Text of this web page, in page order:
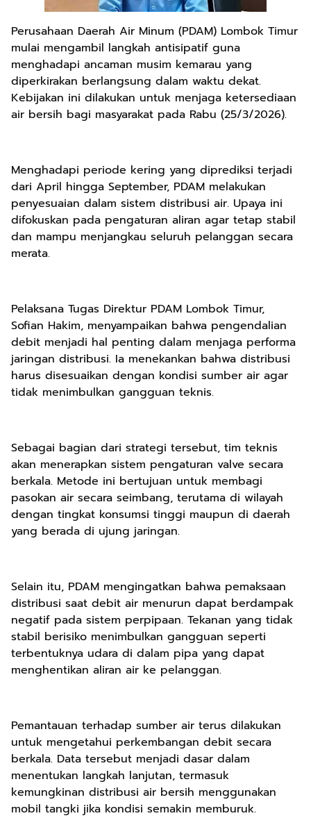
Perusahaan Daerah Air Minum (PDAM) Lombok Timur
mulai mengambil langkah antisipatif guna
menghadapi ancaman musim kemarau yang
diperkirakan berlangsung dalam waktu dekat.
Kebijakan ini dilakukan untuk menjaga ketersediaan
air bersih bagi masyarakat pada Rabu (25/3/2026).
Menghadapi periode kering yang diprediksi terjadi
dari April hingga September, PDAM melakukan
penyesuaian dalam sistem distribusi air. Upaya ini
difokuskan pada pengaturan aliran agar tetap stabil
dan mampu menjangkau seluruh pelanggan secara
merata.
Pelaksana Tugas Direktur PDAM Lombok Timur,
Sofian Hakim, menyampaikan bahwa pengendalian
debit menjadi hal penting dalam menjaga performa
jaringan distribusi. Ia menekankan bahwa distribusi
harus disesuaikan dengan kondisi sumber air agar
tidak menimbulkan gangguan teknis.
Sebagai bagian dari strategi tersebut, tim teknis
akan menerapkan sistem pengaturan valve secara
berkala. Metode ini bertujuan untuk membagi
pasokan air secara seimbang, terutama di wilayah
dengan tingkat konsumsi tinggi maupun di daerah
yang berada di ujung jaringan.
Selain itu, PDAM mengingatkan bahwa pemaksaan
distribusi saat debit air menurun dapat berdampak
negatif pada sistem perpipaan. Tekanan yang tidak
stabil berisiko menimbulkan gangguan seperti
terbentuknya udara di dalam pipa yang dapat
menghentikan aliran air ke pelanggan.
Pemantauan terhadap sumber air terus dilakukan
untuk mengetahui perkembangan debit secara
berkala. Data tersebut menjadi dasar dalam
menentukan langkah lanjutan, termasuk
kemungkinan distribusi air bersih menggunakan
mobil tangki jika kondisi semakin memburuk.